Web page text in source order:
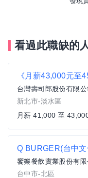
看過此職缺的
台灣壽司郎股份有限公
新北市-淡水區
月薪 41,000 至
饗樂餐飲實業股份有
台中市-北區